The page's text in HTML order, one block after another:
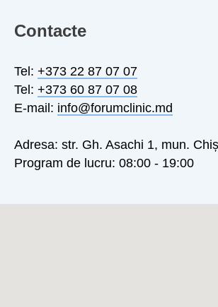
Contacte
Tel: +373 22 87 07 07
Tel: +373 60 87 07 08
E-mail: info@forumclinic.md
Adresa: str. Gh. Asachi 1, mun.
Program de lucru: 08:00 - 19:00